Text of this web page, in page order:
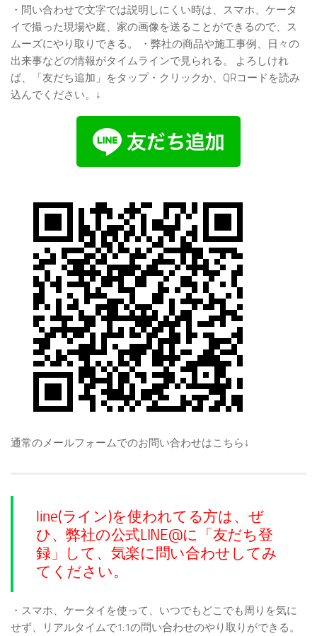
・問い合わせで文字では説明しにくい時は、スマホ、ケータ
イで撮った現場や庭、家の画像を送ることができるので、ス
ムーズにやり取りできる。
・弊社の商品や施工事例、日々の
出来事などの情報がタイムラインで見られる。
よろしけれ
ば、「友だち追加」をタップ・クリックか、QRコードを読み
込んでください。↓
通常のメールフォームでのお問い合わせはこちら↓
line(ライン)を使われてる方は、ぜ
ひ、弊社の公式LINE@に「友だち登
録」して、気楽に問い合わせしてみ
てください。
・スマホ、ケータイを使って、いつでもどこでも周りを気に
せず、リアルタイムで1:1の問い合わせのやり取りができる。